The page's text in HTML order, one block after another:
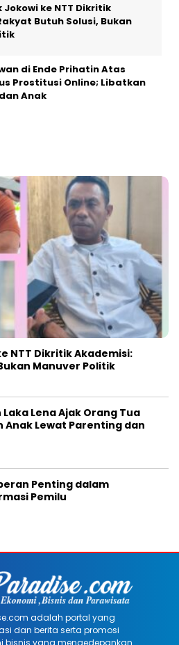
ke NTT Dikritik
Butuh Solusi, Bukan
di Ende Prihatin Atas
Prostitusi Online; Libatkan
Anak
NTT Dikritik Akademisi:
Manuver Politik
Lena Ajak Orang Tua
Lewat Parenting dan
Penting dalam
Pemilu
adalah portal yang
dan berita serta promosi
bisnis yang mengedepankan